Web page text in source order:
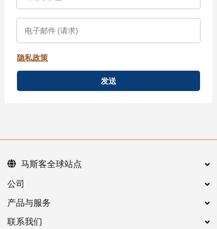
隐私政策
发送
公司
产品与服务
联系我们
马斯客全球站点